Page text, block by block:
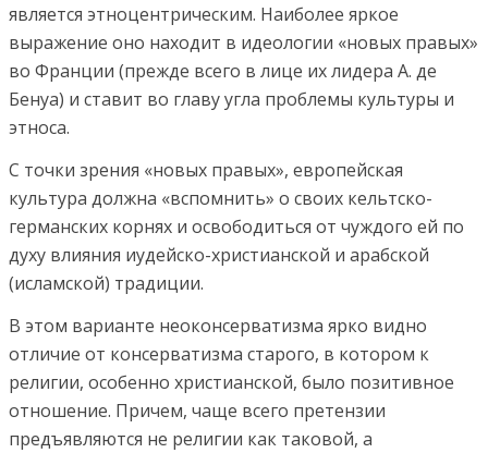
является этноцентрическим. Наиболее яркое
выражение оно находит в идеологии «новых правых»
во Франции (прежде всего в лице их лидера А. де
Бенуа) и ставит во главу угла проблемы культуры и
этноса.
С точки зрения «новых правых», европейская
культура должна «вспомнить» о своих кельтско-
германских корнях и освободиться от чуждого ей по
духу влияния иудейско-христианской и арабской
(исламской) традиции.
В этом варианте неоконсерватизма ярко видно
отличие от консерватизма старого, в котором к
религии, особенно христианской, было позитивное
отношение. Причем, чаще всего претензии
предъявляются не религии как таковой, а